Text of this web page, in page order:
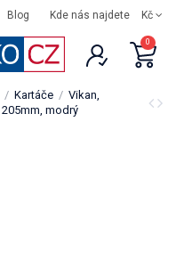
Blog Kde nás najdete Kč
0
Kartáče
Vikan,
modrý